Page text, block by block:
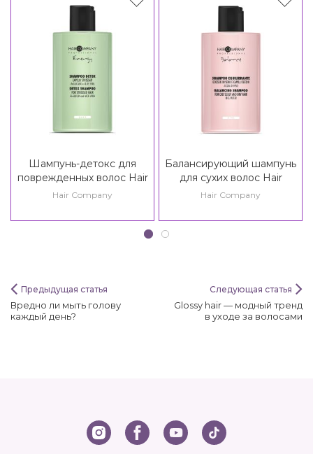
Шампунь-детокс для
поврежденных волос Hair
Company Crono Age
Shampoo 35+
Hair Company
Балансирующий шампунь
для сухих волос Hair
Company Crono Age
Shampoo 14+
Hair Company
Предыдущая статья
Вредно ли мыть голову
каждый день?
Следующая статья
Glossy hair — модный тренд
в уходе за волосами